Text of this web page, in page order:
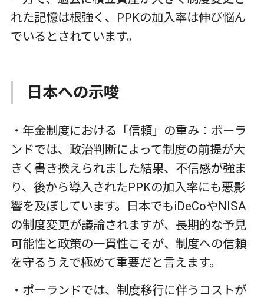
れた記憶は根強く、
PPKの加入率は伸び悩ん
でいるとされています。
日本への示唆
・年金制度における「信頼」の重み：ポーラ
ンドでは、政治判断によって制度の前提が大
きく書き換えられました結果、不信感が強ま
り、後から導入されたPPKの加入率にも悪影
響を及ぼしています。日本でもiDeCoやNISA
の制度変更が議論されますが、長期的な予見
可能性と政策の一貫性こそが、制度への信頼
を守るうえで極めて重要だと言えます。
・ポーランドでは、制度移行に伴うコストが